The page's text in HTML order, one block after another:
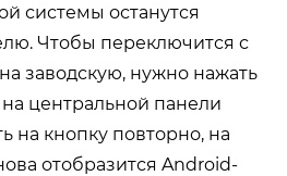
системы останутся
Чтобы переключится с
заводскую, нужно нажать
центральной панели
на кнопку повторно, на
отобразится Android-